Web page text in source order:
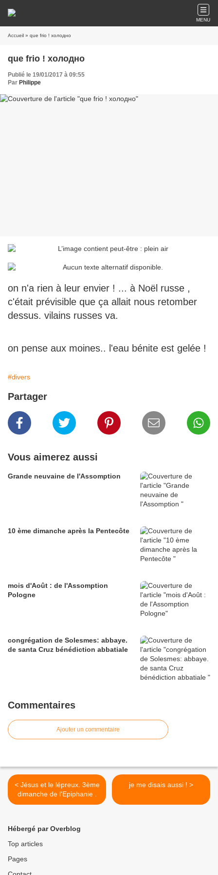
MENU
Accueil » que frio ! холодно
que frio ! холодно
Publié le 19/01/2017 à 09:55
Par Philippe
on n'a rien à leur envier ! ... à Noël russe ,
c'était prévisible que ça allait nous retomber
dessus. vilains russes va.
on pense aux moines.. l'eau bénite est gelée !
#divers
Partager
Vous aimerez aussi
Grande neuvaine de l'Assomption
10 ème dimanche après la Pentecôte
mois d'Août : de l'Assomption
Pologne
congrégation de Solesmes: abbaye.
de santa Cruz bénédiction abbatiale
Commentaires
Ajouter un commentaire
< Jésus et le lépreux. 3ème
dimanche de l'Epiphanie .
je me disais aussi ! >
Hébergé par Overblog
Top articles
Pages